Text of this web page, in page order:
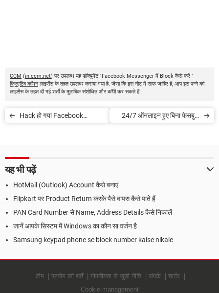
CCM (in.ccm.net) पर उपलब्ध यह डॉक्युमेंट "Facebook Messenger में Block कैसे करें "
क्रिएटिव कॉमनलाइसेंस के तहत उपलब्ध कराया गया है. जैसा कि इस नोट में साफ जाहिर है, आप इस पन्ने को
लाइसेंस के तहत दी गई शर्तों के मुताबिक संशोधित और कॉपी कर सकते हैं.
Hack हो गया Facebook
24/7 ऑनलाइन हुए बिना फेसबुक
यह भी पढ़ें
HotMail (Outlook) Account कैसे बनाएं
Flipkart पर Product Return करके पैसे वापस कैसे पाते हैं
PAN Card Number से Name, Address Details कैसे निकालें
जानें आपके सिस्टम में Windows का कौन सा वर्जन है
Samsung keypad phone se block number kaise nikale
टीम प्रयोग की शर्तें गोपनीयता से जुड़ी नीति संपर्क
चार्टर
Cookie management